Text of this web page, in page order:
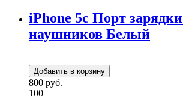
iPhone 5c Порт зарядки |
наушников Белый
800 руб.
100